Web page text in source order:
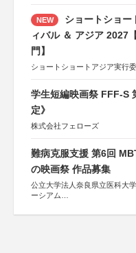
NEW
ショートショー
ィバル ＆ アジア
門】
ショートショートアジア実行
学生短編映画祭 FFF-S
定》
株式会社フェローズ
難病克服支援 第6回
の映画祭 作品募集
公立大学法人奈良県立医科大
ーシアム
協力：読売新聞社